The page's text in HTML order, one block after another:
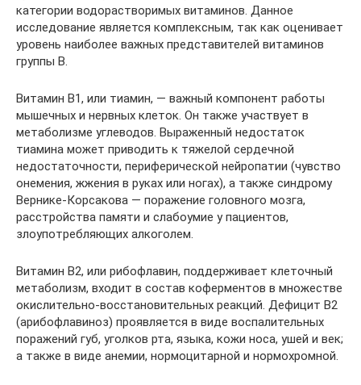
категории водорастворимых витаминов. Данное
исследование является комплексным, так как оценивает
уровень наиболее важных представителей витаминов
группы B.
Витамин B1, или тиамин, — важный компонент работы
мышечных и нервных клеток. Он также участвует в
метаболизме углеводов. Выраженный недостаток
тиамина может приводить к тяжелой сердечной
недостаточности, периферической нейропатии (чувство
онемения, жжения в руках или ногах), а также синдрому
Вернике-Корсакова — поражение головного мозга,
расстройства памяти и слабоумие у пациентов,
злоупотребляющих алкоголем.
Витамин B2, или рибофлавин, поддерживает клеточный
метаболизм, входит в состав коферментов в множестве
окислительно-восстановительных реакций. Дефицит B2
(арибофлавиноз) проявляется в виде воспалительных
поражений губ, уголков рта, языка, кожи носа, ушей и век;
а также в виде анемии, нормоцитарной и нормохромной.